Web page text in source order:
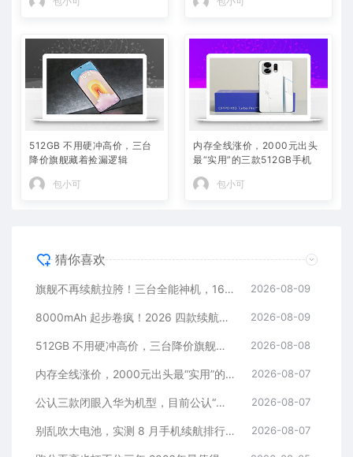
512GB 不用硬冲高价，三台
降价旗舰藏着捡漏逻辑
包小可
内存全线涨价，2000元出头
最“实用”的三款512GB手机
包小可
猜你喜欢
旗舰不再续航拉胯！三台全能神机，16+512G 稳用六年 2026-08-09
8000mAh 起步卷疯！2026 四款续航神机 2026-08-09
512GB 不用硬冲高价，三台降价旗舰藏着捡漏逻辑 2026-08-08
内存全线涨价，2000元出头最“实用”的三款512GB手机 2026-08-07
公认三款闭眼入华为机型，目前公认“最香”，可以流畅用四年 2026-08-07
别乱吹大电池，实测 8 月手机续航排行榜！ 2026-08-07